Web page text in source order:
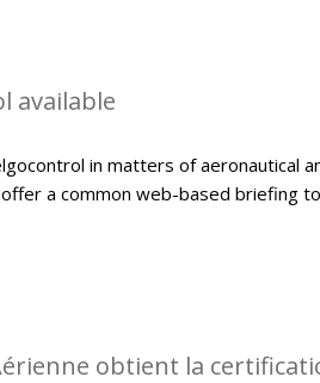
available
in matters of aeronautical
a common web-based briefing
obtient la